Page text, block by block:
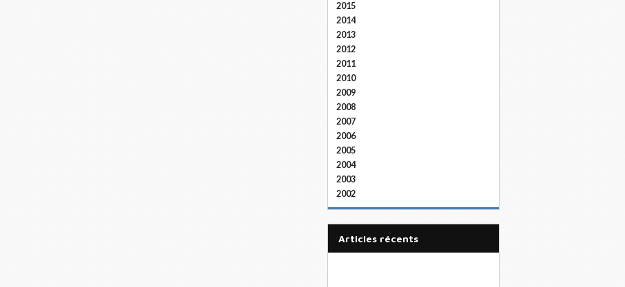
2015
2014
2013
2012
2011
2010
2009
2008
2007
2006
2005
2004
2003
2002
articles récents